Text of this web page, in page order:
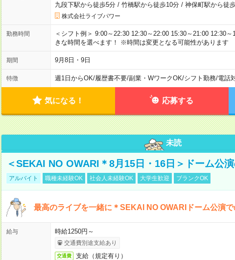
九段下駅から徒歩5分/ 竹橋駅から徒歩10分/ 神保町駅から徒
株式会社ライブパワー
勤務時間
＜シフト例＞ 9:00～22:30 12:30～22:00 15:30～21:00 12:30
きな時間を選べます！ ※時間は変更となる可能性があります
期間 9月8日・9日
特徴 週1日からOK/履歴書不要/副業・WワークOK/シフト勤務/電話
気になる！ 応募する
未読
＜SEKAI NO OWARI＊8月15日・16日＞ドーム公
アルバイト 職種未経験OK 社会人未経験OK 大学生歓迎 ブランクOK
最高のライブを一緒に＊SEKAI NO OWARIドーム公演
給与 時給1250円～
交通費別途支給あり
交通費 支給（規定有り）